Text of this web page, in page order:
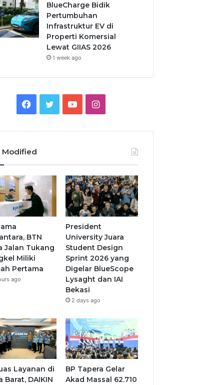
BlueCharge Bidik
Pertumbuhan
Infrastruktur EV di
Properti Komersial
Lewat GIIAS 2026
1 week ago
Facebook
TwitterYouTubeInstagram
Modified
BTN
Jalan Tukang
Miliki
Pertama
ago
President
University Juara
Student Design
Sprint 2026 yang
Digelar BlueScope
Lysaght dan IAI
Bekasi
2 days ago
Layanan di
Barat, DAIKIN
BP Tapera Gelar
Akad Massal 62.710